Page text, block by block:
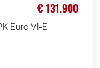
€ 131.900
Euro VI-E